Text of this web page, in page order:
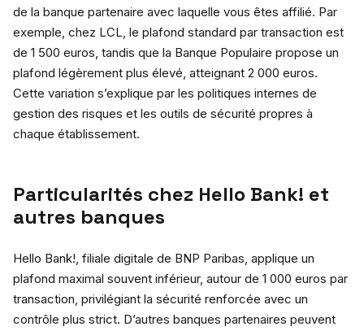
de la banque partenaire avec laquelle vous êtes affilié. Par
exemple, chez LCL, le plafond standard par transaction est
de 1 500 euros, tandis que la Banque Populaire propose un
plafond légèrement plus élevé, atteignant 2 000 euros.
Cette variation s’explique par les politiques internes de
gestion des risques et les outils de sécurité propres à
chaque établissement.
Particularités chez Hello Bank! et
autres banques
Hello Bank!, filiale digitale de BNP Paribas, applique un
plafond maximal souvent inférieur, autour de 1 000 euros par
transaction, privilégiant la sécurité renforcée avec un
contrôle plus strict. D’autres banques partenaires peuvent